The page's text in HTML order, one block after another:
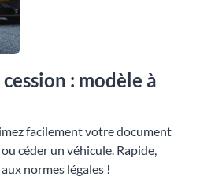
: modèle à
facilement votre document
céder un véhicule. Rapide,
normes légales !